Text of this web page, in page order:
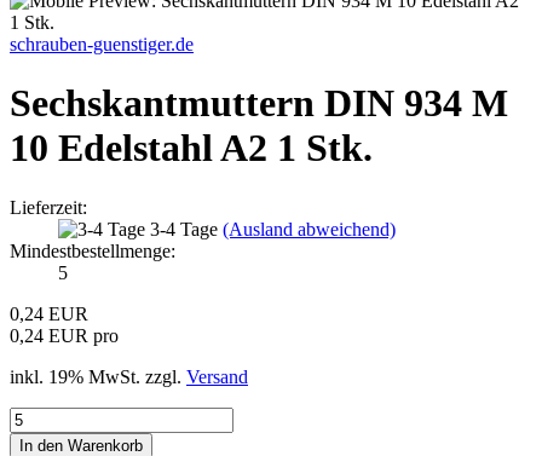
schrauben-guenstiger.de
Sechskantmuttern DIN 934 M
10 Edelstahl A2 1 Stk.
Lieferzeit:
3-4 Tage (Ausland abweichend)
Mindestbestellmenge:
5
0,24 EUR
0,24 EUR pro
inkl. 19% MwSt. zzgl. Versand